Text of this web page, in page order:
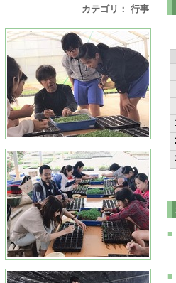
カテゴリ： 行事
■
■